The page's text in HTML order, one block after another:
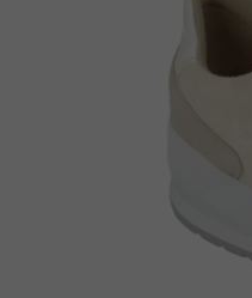
Kousen
Outlet